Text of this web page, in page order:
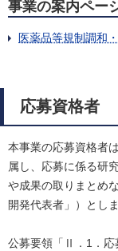
事業の案内ペー
医薬品等規制調和
応募資格者
本事業の応募資格者
属し、応募に係る研
や成果の取りまとめ
開発代表者」）としま
公募要領「Ⅱ．1．応